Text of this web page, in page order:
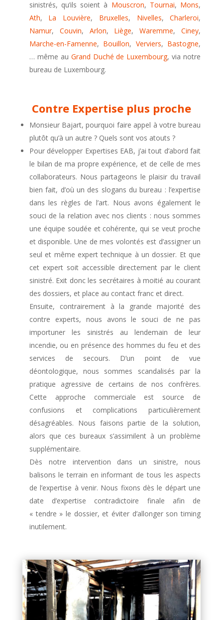
sinistrés, qu’ils soient à Mouscron, Tournai, Mons,
Ath, La Louvière, Bruxelles, Nivelles,Charleroi,
Namur, Couvin, Arlon, Liège,Waremme,Ciney,
Marche-en-Famenne, Bouillon, Verviers, Bastogne,
… même au Grand Duché de Luxembourg, via notre
bureau de Luxembourg.
Contre Expertise plus proche
Monsieur Bajart, pourquoi faire appel à votre bureau
plutôt qu’à un autre ? Quels sont vos atouts ?
Pour développer Expertises EAB, j’ai tout d’abord fait
le bilan de ma propre expérience, et de celle de mes
collaborateurs. Nous partageons le plaisir du travail
bien fait, d’où un des slogans du bureau : l’expertise
dans les règles de l’art. Nous avons également le
souci de la relation avec nos clients : nous sommes
une équipe soudée et cohérente, qui se veut proche
et disponible. Une de mes volontés est d’assigner un
seul et même expert technique à un dossier. Et que
cet expert soit accessible directement par le client
sinistré. Exit donc les secrétaires à moitié au courant
des dossiers, et place au contact franc et direct.
Ensuite, contrairement à la grande majorité des
contre experts, nous avons le souci de ne pas
importuner les sinistrés au lendemain de leur
incendie, ou en présence des hommes du feu et des
services de secours. D’un point de vue
déontologique, nous sommes scandalisés par la
pratique agressive de certains de nos confrères.
Cette approche commerciale est source de
confusions et complications particulièrement
désagréables. Nous faisons partie de la solution,
alors que ces bureaux s’assimilent à un problème
supplémentaire.
Dès notre intervention dans un sinistre, nous
balisons le terrain en informant de tous les aspects
de l’expertise à venir. Nous fixons dès le départ une
date d’expertise contradictoire finale afin de
« tendre » le dossier, et éviter d’allonger son timing
inutilement.